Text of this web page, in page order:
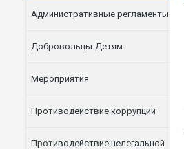
Административные регламенты
Добровольцы-Детям
Мероприятия
Противодействие коррупции
Противодействие нелегальной